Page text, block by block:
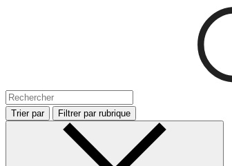
Trier par Filtrer par rubrique